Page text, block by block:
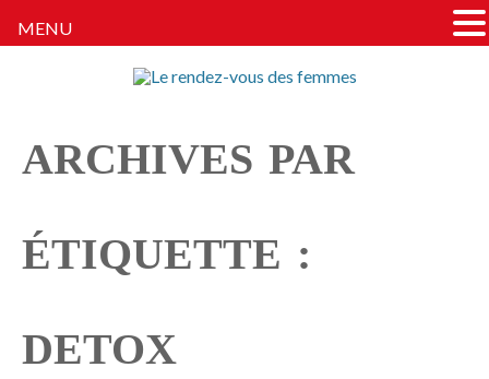
Le rendez-vous des
Tout ce dont parlent les femmes
… Sauf de fringues. (Quoique)
ARCHIVES PAR
ÉTIQUETTE :
DETOX
MENU